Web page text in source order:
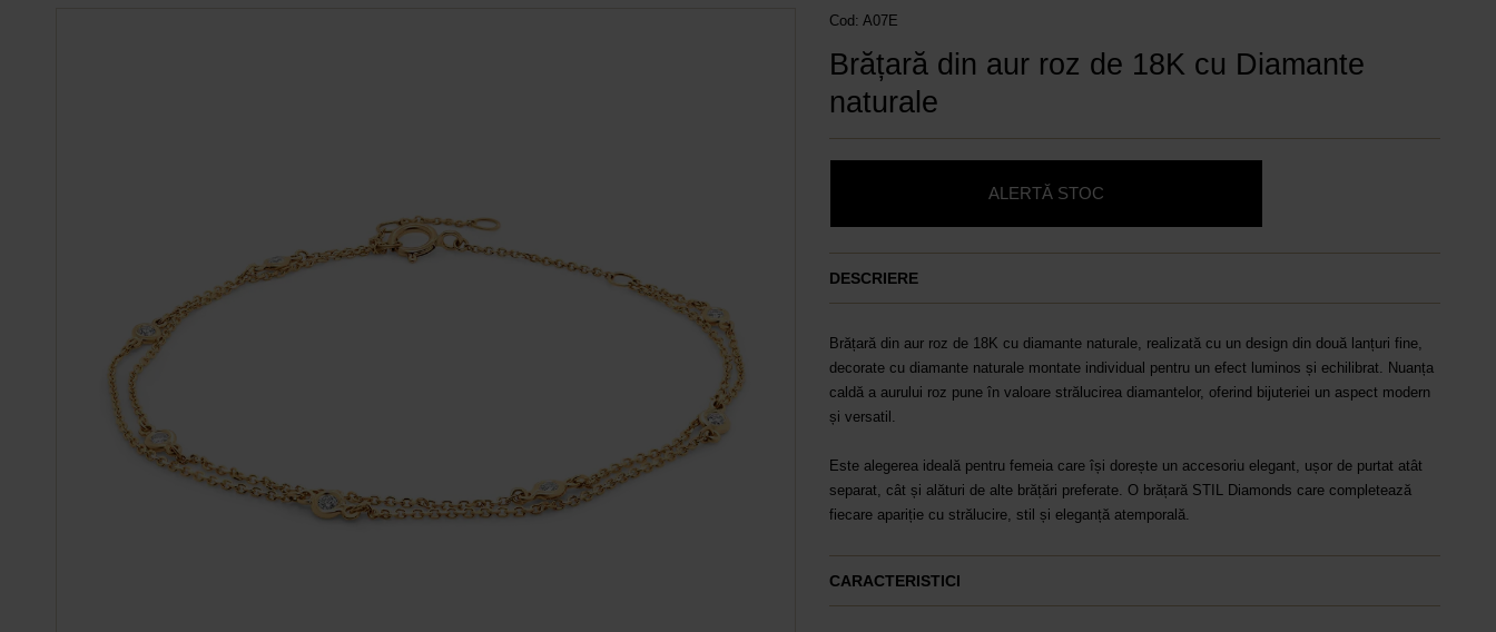
Cod: A07E
Brățară din aur roz de 18K cu Diamante
naturale
ALERTĂ STOC
DESCRIERE
Brățară din aur roz de 18K cu diamante naturale, realizată cu un design din două lanțuri fine,
decorate cu diamante naturale montate individual pentru un efect luminos și echilibrat. Nuanța
caldă a aurului roz pune în valoare strălucirea diamantelor, oferind bijuteriei un aspect modern
și versatil.
Este alegerea ideală pentru femeia care își dorește un accesoriu elegant, ușor de purtat atât
separat, cât și alături de alte brățări preferate. O brățară STIL Diamonds care completează
fiecare apariție cu strălucire, stil și eleganță atemporală.
CARACTERISTICI